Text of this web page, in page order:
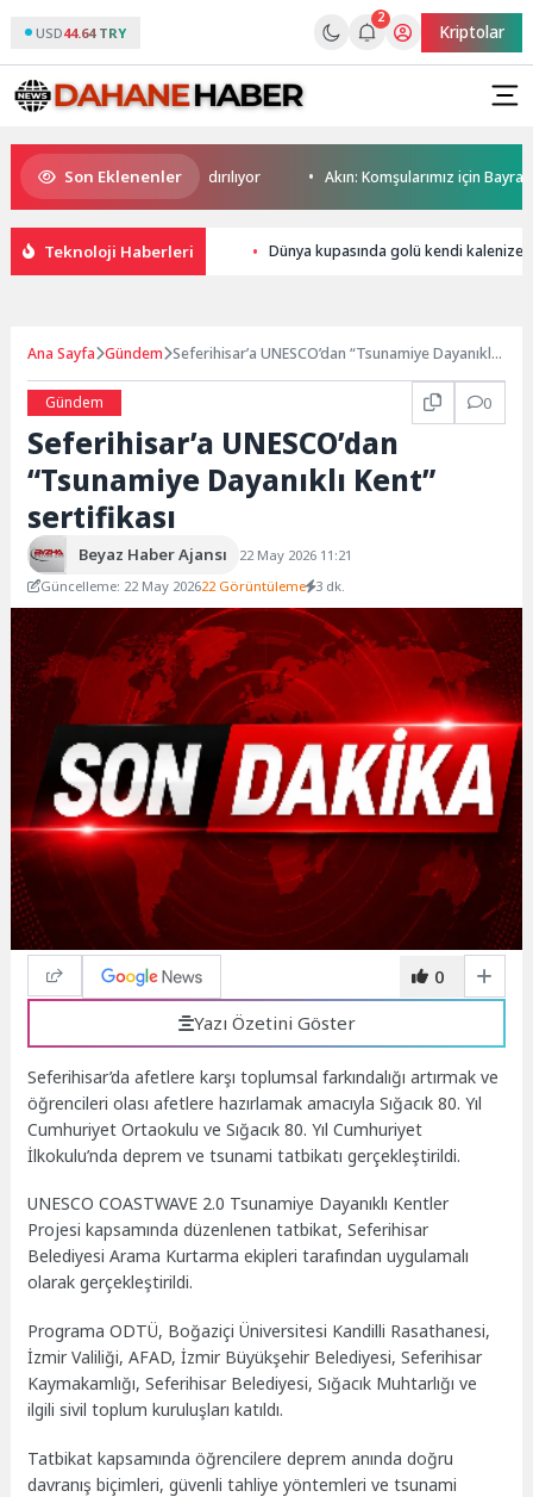
USD44.64 TRY
2
Kriptolar
Son Eklenenler
kaldırımlar işgalden arındırılıyor Akın: Komşularımız için
Teknoloji Haberleri Dünya kupasında golü kendi kalenize
Ana Sayfa Gündem Seferihisar’a UNESCO’dan “Tsunamiye Dayanıklı
Gündem
0
Seferihisar’a UNESCO’dan
“Tsunamiye Dayanıklı Kent”
sertifikası
Beyaz Haber Ajansı
22 May 2026 11:21
Güncelleme: 22 May 202622 Görüntüleme 3 dk.
0
Yazı Özetini Göster
Seferihisar’da afetlere karşı toplumsal farkındalığı artırmak ve
öğrencileri olası afetlere hazırlamak amacıyla Sığacık 80. Yıl
Cumhuriyet Ortaokulu ve Sığacık 80. Yıl Cumhuriyet
İlkokulu’nda deprem ve tsunami tatbikatı gerçekleştirildi.
UNESCO COASTWAVE 2.0 Tsunamiye Dayanıklı Kentler
Projesi kapsamında düzenlenen tatbikat, Seferihisar
Belediyesi Arama Kurtarma ekipleri tarafından uygulamalı
olarak gerçekleştirildi.
Programa ODTÜ, Boğaziçi Üniversitesi Kandilli Rasathanesi,
İzmir Valiliği, AFAD, İzmir Büyükşehir Belediyesi, Seferihisar
Kaymakamlığı, Seferihisar Belediyesi, Sığacık Muhtarlığı ve
ilgili sivil toplum kuruluşları katıldı.
Tatbikat kapsamında öğrencilere deprem anında doğru
davranış biçimleri, güvenli tahliye yöntemleri ve tsunami